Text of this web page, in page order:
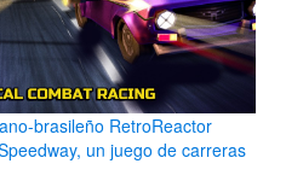
brasileño RetroReactor
un juego de carreras